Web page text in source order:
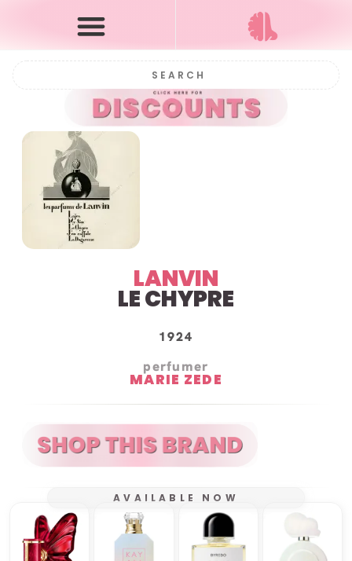
LANVIN
LE CHYPRE
1924
perfumer
MARIE ZEDE
AVAILABLE NOW